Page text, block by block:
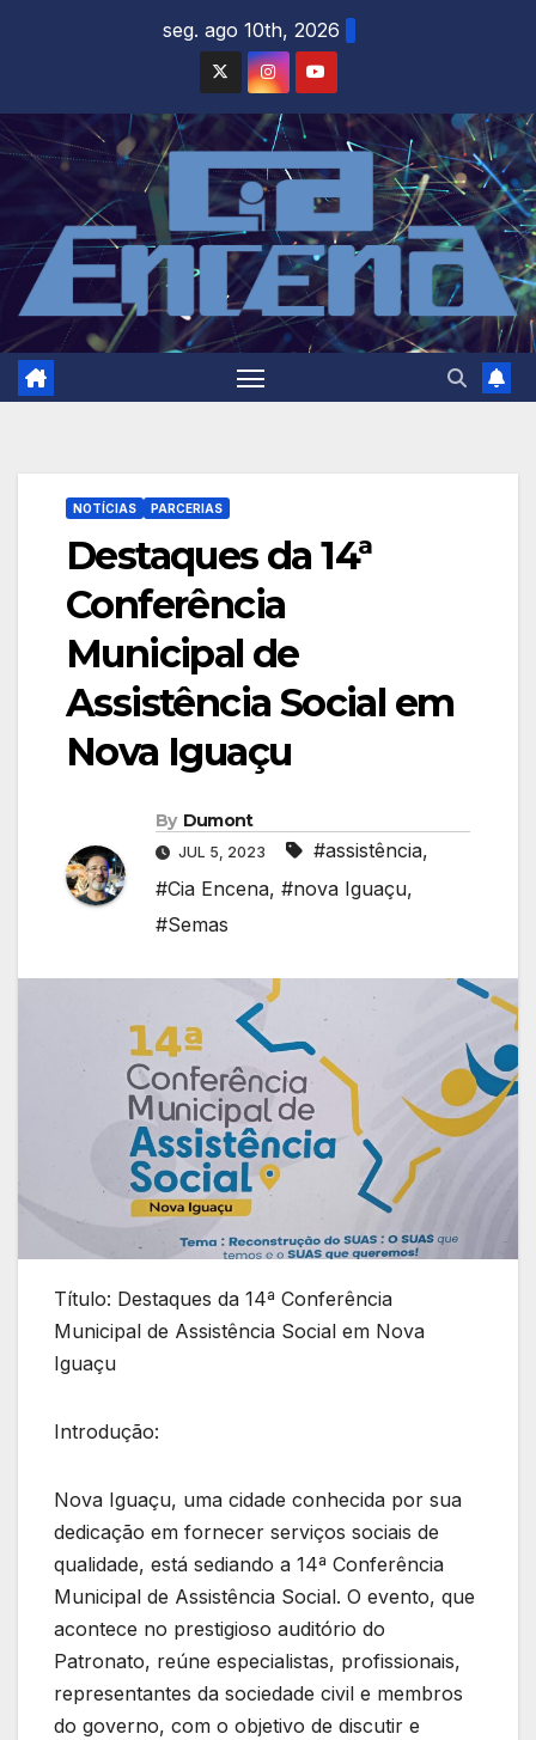
seg. ago 10th, 2026
NOTÍCIAS PARCERIAS
Destaques da 14ª
Conferência
Municipal de
Assistência Social em
Nova Iguaçu
By Dumont
JUL 5, 2023 #assistência,
#Cia Encena, #nova Iguaçu,
#Semas
Título: Destaques da 14ª Conferência
Municipal de Assistência Social em Nova
Iguaçu
Introdução:
Nova Iguaçu, uma cidade conhecida por sua
dedicação em fornecer serviços sociais de
qualidade, está sediando a 14ª Conferência
Municipal de Assistência Social. O evento, que
acontece no prestigioso auditório do
Patronato, reúne especialistas, profissionais,
representantes da sociedade civil e membros
do governo, com o objetivo de discutir e